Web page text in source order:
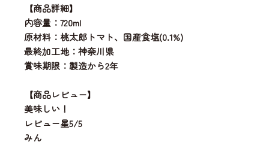
【商品詳細】
内容量：720ml
原材料：桃太郎トマト、国産食塩(0.1%)
最終加工地：神奈川県
賞味期限：製造から2年
【商品レビュー】
美味しい！
レビュー星5/5
みん